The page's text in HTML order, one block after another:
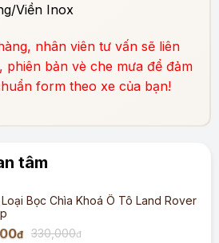
Viền Inox
nhân viên tư vấn sẽ liên
phiên bản vè che mưa để đảm
form theo xe của bạn!
tâm
Bọc Chìa Khoá Ô Tô Land Rover
đ 330,000đ